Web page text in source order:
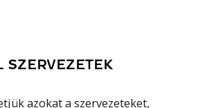
SZERVEZETEK
azokat a szervezeteket,